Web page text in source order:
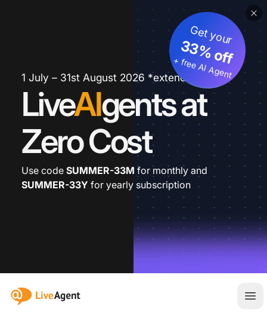
1 July – 31st August 2026 *extended
LiveAIgents at
Zero Cost
Get your
33% off
+ free AI Agent
Use code SUMMER-33M for monthly and
SUMMER-33Y for yearly subscription
:site.title